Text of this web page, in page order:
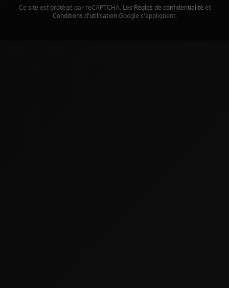
Ce site est protégé par reCAPTCHA. Les Règles de confidentialité et
Conditions d'utilisationGoogle s'appliquent.